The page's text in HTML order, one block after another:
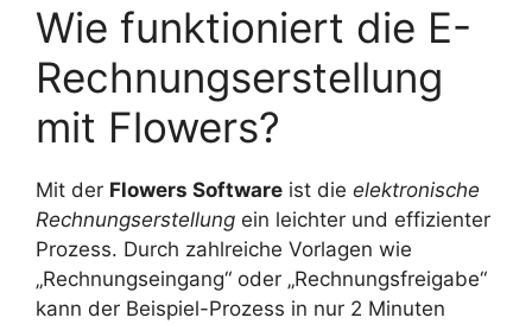
Wie funktioniert die E-
Rechnungserstellung
mit Flowers?
Mit der Flowers Software ist die elektronische
Rechnungserstellung ein leichter und effizienter
Prozess. Durch zahlreiche Vorlagen wie
„Rechnungseingang“ oder „Rechnungsfreigabe“
kann der Beispiel-Prozess in nur 2 Minuten